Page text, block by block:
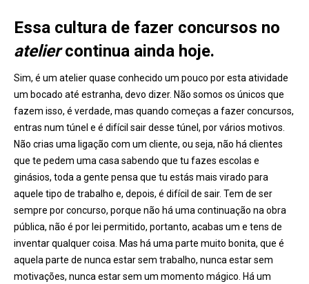
Essa cultura de fazer concursos no
ateliercontinua ainda hoje.
Sim, é um atelier quase conhecido um pouco por esta atividade
um bocado até estranha, devo dizer. Não somos os únicos que
fazem isso, é verdade, mas quando começas a fazer concursos,
entras num túnel e é difícil sair desse túnel, por vários motivos.
Não crias uma ligação com um cliente, ou seja, não há clientes
que te pedem uma casa sabendo que tu fazes escolas e
ginásios, toda a gente pensa que tu estás mais virado para
aquele tipo de trabalho e, depois, é difícil de sair. Tem de ser
sempre por concurso, porque não há uma continuação na obra
pública, não é por lei permitido, portanto, acabas um e tens de
inventar qualquer coisa. Mas há uma parte muito bonita, que é
aquela parte de nunca estar sem trabalho, nunca estar sem
motivações, nunca estar sem um momento mágico. Há um